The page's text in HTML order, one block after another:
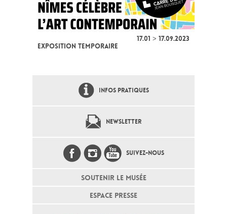
17.01 > 17.09.2023
EXPOSITION TEMPORAIRE
INFOS PRATIQUES
NEWSLETTER
SUIVEZ-NOUS
SOUTENIR LE MUSÉE
ESPACE PRESSE